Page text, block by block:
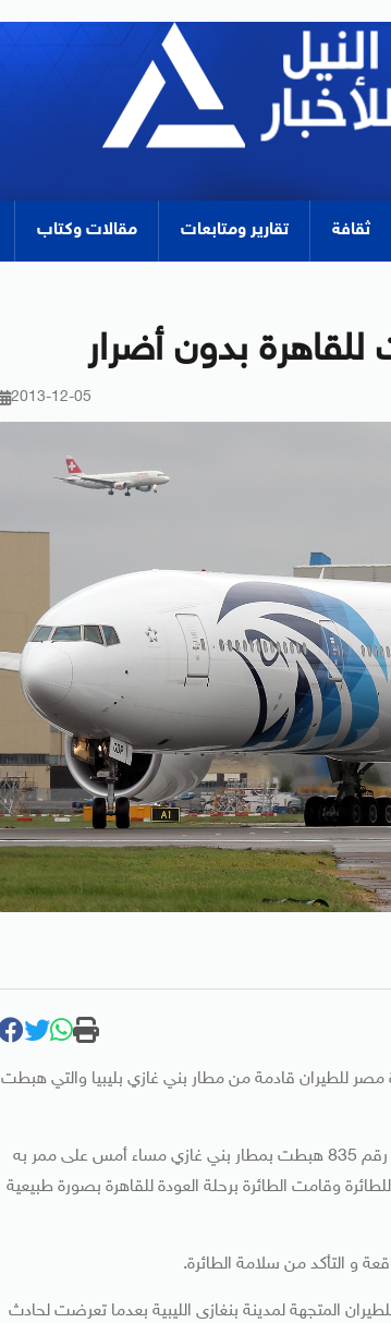
ثقافة تقارير ومتابعات مقالات وكتاب
بدون أضرار
2013-12-05
للطيران قادمة من مطار بني غازي بليبيا والتي هبطت
وأوضح بيان لشركة مصر للطيران أن الطائرة المصرية “طراز ايرباص 320” رحلة رقم 835 هبطت بمطار بني غازي مساء أمس على ممر به
وقامت الطائرة برحلة العودة للقاهرة بصورة طبيعية
و التأكد من سلامة الطائرة.
المتجهة لمدينة بنغازى الليبية بعدما تعرضت لحادث